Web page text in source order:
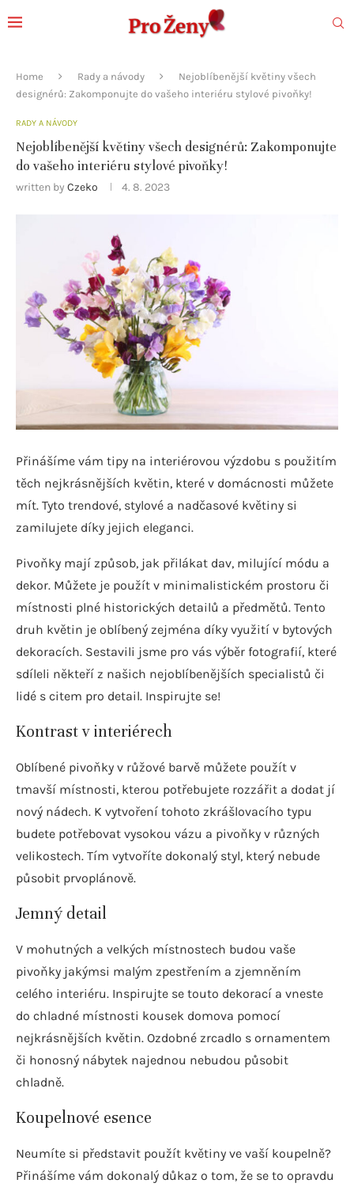
Home Rady a návody
Nejoblíbenější květiny všech
designérů: Zakomponujte do vašeho interiéru stylové pivoňky!
RADY A NÁVODY
Nejoblíbenější květiny všech designérů: Zakomponujte
do vašeho interiéru stylové pivoňky!
written by Czeko 4. 8. 2023
Přinášíme vám tipy na interiérovou výzdobu s použitím
těch nejkrásnějších květin, které v domácnosti můžete
mít. Tyto trendové, stylové a nadčasové květiny si
zamilujete díky jejich eleganci.
Pivoňky mají způsob, jak přilákat dav, milující módu a
dekor. Můžete je použít v minimalistickém prostoru či
místnosti plné historických detailů a předmětů. Tento
druh květin je oblíbený zejména díky využití v bytových
dekoracích. Sestavili jsme pro vás výběr fotografií, které
sdíleli někteří z našich nejoblíbenějších specialistů či
lidé s citem pro detail. Inspirujte se!
Kontrast v interiérech
Oblíbené pivoňky v růžové barvě můžete použít v
tmavší místnosti, kterou potřebujete rozzářit a dodat jí
nový nádech. K vytvoření tohoto zkrášlovacího typu
budete potřebovat vysokou vázu a pivoňky v různých
velikostech. Tím vytvoříte dokonalý styl, který nebude
působit prvoplánově.
Jemný detail
V mohutných a velkých místnostech budou vaše
pivoňky jakýmsi malým zpestřením a zjemněním
celého interiéru. Inspirujte se touto dekorací a vneste
do chladné místnosti kousek domova pomocí
nejkrásnějších květin. Ozdobné zrcadlo s ornamentem
či honosný nábytek najednou nebudou působit
chladně.
Koupelnové esence
Neumíte si představit použít květiny ve vaší koupelně?
Přinášíme vám dokonalý důkaz o tom, že se to opravdu